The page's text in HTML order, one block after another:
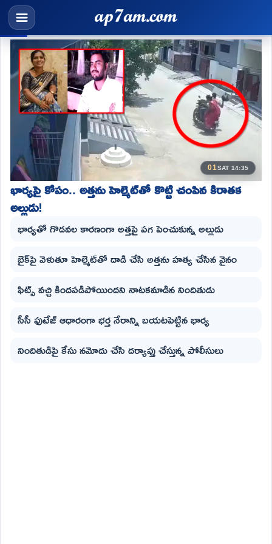
01SAT 14:35
భార్యపై కోపం.. అత్తను హెల్మెట్‌తో కొట్టి చంపిన కిరాతక
అల్లుడు!
భార్యతో గొడవల కారణంగా అత్తపై పగ పెంచుకున్న అల్లుడు
బైక్‌పై వెళుతూ హెల్మెట్‌తో దాడి చేసి అత్తను హత్య చేసిన వైనం
ఫిట్స్ వచ్చి కిందపడిపోయిందని నాటకమాడిన నిందితుడు
సీసీ ఫుటేజ్ ఆధారంగా భర్త నేరాన్ని బయటపెట్టిన భార్య
నిందితుడిపై కేసు నమోదు చేసి దర్యాప్తు చేస్తున్న పోలీసులు